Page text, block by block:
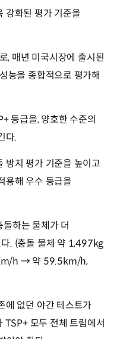
강화된 평가 기준을
, 매년 미국시장에 출시된
능을 종합적으로 평가해
등급을, 양호한 수준의
다.
방지 평가 기준을 높이고
용해 우수 등급을
하는 물체가 더
. (충돌 물체 약 1,497kg
h → 약 59.5km/h,
에 없던 야간 테스트가
TSP+ 모두 전체 트림에서